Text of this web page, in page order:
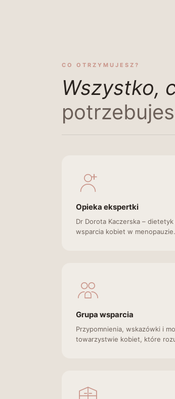
CO OTRZYMUJESZ?
Wszystko,
Opieka ekspertki
Dr Dorota Kaczerska –
wsparcia kobiet w menopauzie.
Grupa wsparcia
Przypomnienia, wskazówki i
towarzystwie kobiet, które